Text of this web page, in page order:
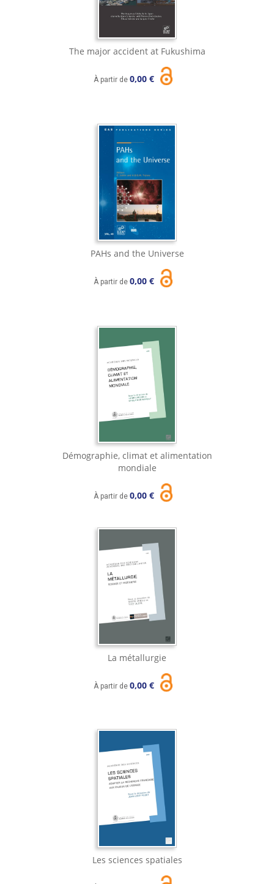
The major accident at Fukushima
À partir de 0,00 €
PAHs and the Universe
À partir de 0,00 €
Démographie, climat et alimentation
mondiale
À partir de 0,00 €
La métallurgie
À partir de 0,00 €
Les sciences spatiales